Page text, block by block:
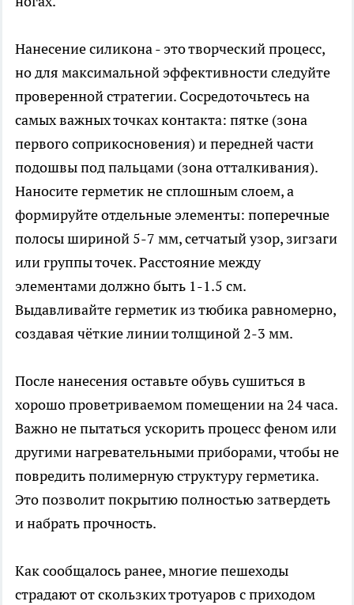
Нанесение силикона - это творческий процесс,
но для максимальной эффективности следуйте
проверенной стратегии. Сосредоточьтесь на
самых важных точках контакта: пятке (зона
первого соприкосновения) и передней части
подошвы под пальцами (зона отталкивания).
Наносите герметик не сплошным слоем, а
формируйте отдельные элементы: поперечные
полосы шириной 5-7 мм, сетчатый узор, зигзаги
или группы точек. Расстояние между
элементами должно быть 1-1.5 см.
Выдавливайте герметик из тюбика равномерно,
создавая чёткие линии толщиной 2-3 мм.
После нанесения оставьте обувь сушиться в
хорошо проветриваемом помещении на 24 часа.
Важно не пытаться ускорить процесс феном или
другими нагревательными приборами, чтобы не
повредить полимерную структуру герметика.
Это позволит покрытию полностью затвердеть
и набрать прочность.
Как сообщалось ранее, многие пешеходы
страдают от скользких тротуаров с приходом